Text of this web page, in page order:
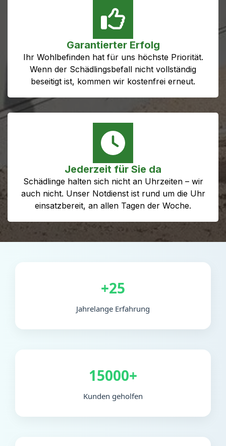
Garantierter Erfolg
Ihr Wohlbefinden hat für uns höchste Priorität.
Wenn der Schädlingsbefall nicht vollständig
beseitigt ist, kommen wir kostenfrei erneut.
Jederzeit für Sie da
Schädlinge halten sich nicht an Uhrzeiten – wir
auch nicht. Unser Notdienst ist rund um die Uhr
einsatzbereit, an allen Tagen der Woche.
+25
Jahrelange Erfahrung
15000+
Kunden geholfen